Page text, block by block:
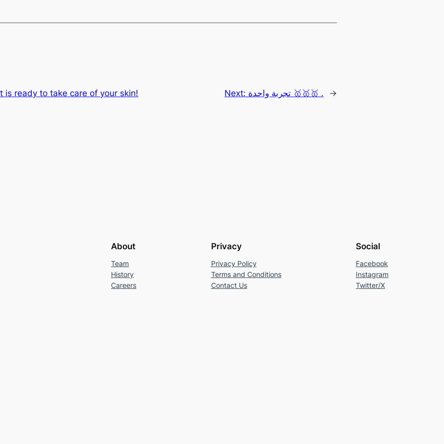
is ready to take care of your skin! Next: تجربة واحدة 🥇🥇🥇 . →
About
Team
History
Careers
Privacy
Privacy Policy
Terms and Conditions
Contact Us
Social
Facebook
Instagram
Twitter/X